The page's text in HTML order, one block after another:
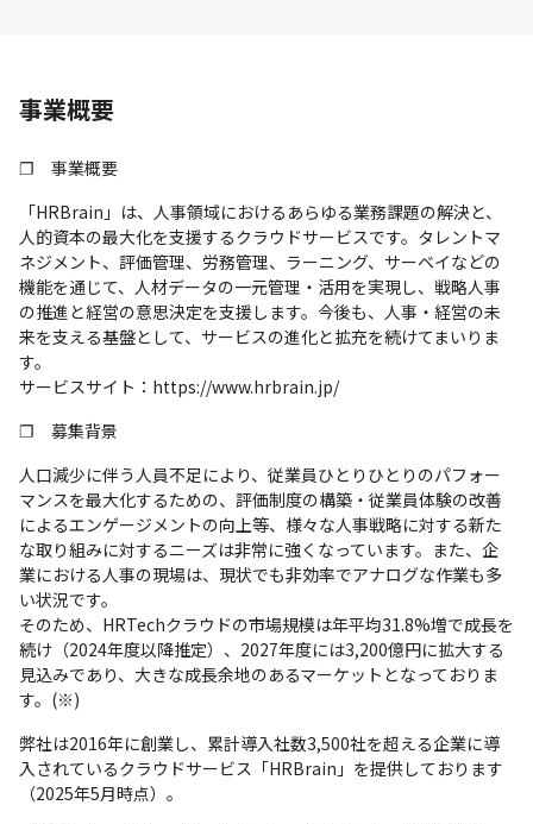
事業概要
❐　事業概要
「HRBrain」は、人事領域におけるあらゆる業務課題の解決と、
人的資本の最大化を支援するクラウドサービスです。タレントマ
ネジメント、評価管理、労務管理、ラーニング、サーベイなどの
機能を通じて、人材データの一元管理・活用を実現し、戦略人事
の推進と経営の意思決定を支援します。今後も、人事・経営の未
来を支える基盤として、サービスの進化と拡充を続けてまいりま
す。
サービスサイト：https://www.hrbrain.jp/
❐　募集背景
人口減少に伴う人員不足により、従業員ひとりひとりのパフォー
マンスを最大化するための、評価制度の構築・従業員体験の改善
によるエンゲージメントの向上等、様々な人事戦略に対する新た
な取り組みに対するニーズは非常に強くなっています。また、企
業における人事の現場は、現状でも非効率でアナログな作業も多
い状況です。
そのため、HRTechクラウドの市場規模は年平均31.8%増で成長を
続け（2024年度以降推定）、2027年度には3,200億円に拡大する
見込みであり、大きな成長余地のあるマーケットとなっておりま
す。(※)
弊社は2016年に創業し、累計導入社数3,500社を超える企業に導
入されているクラウドサービス「HRBrain」を提供しております
（2025年5月時点）。